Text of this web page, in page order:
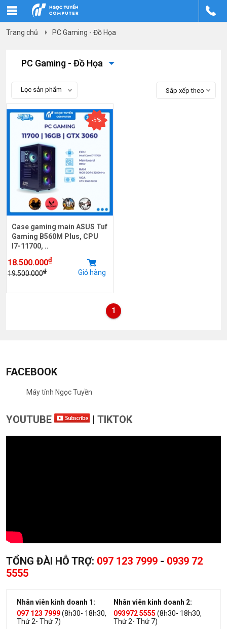
Trang chủ PC Gaming - Đồ Họa
PC Gaming - Đồ Họa
Lọc sản phẩm Sắp xếp theo
-5%
Case gaming main ASUS Tuf
Gaming B560M Plus, CPU
I7-11700, ..
18.500.000₫
19.500.000₫ Giỏ hàng
1
FACEBOOK
Máy tính Ngọc Tuyền
YOUTUBE | TIKTOK
TỔNG ĐÀI HỖ TRỢ: 097 123 7999 - 0939 72
5555
Nhân viên kinh doanh 1:
097 123 7999(8h30- 18h30,
Thứ 2- Thứ 7)
Nhân viên kinh doanh 2:
093972 5555 (8h30- 18h30,
Thứ 2- Thứ 7)